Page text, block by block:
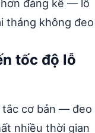
đáng kể — lỗ
tháng không đeo
tốc độ lỗ
tắc cơ bản — đeo
nhiều thời gian